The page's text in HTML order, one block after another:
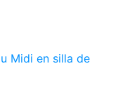
Midi en silla de